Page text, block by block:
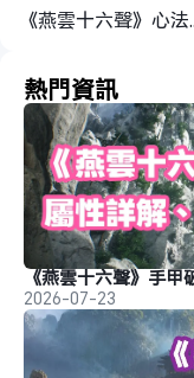
《燕雲十六聲》心
熱門資訊
2026-07-23